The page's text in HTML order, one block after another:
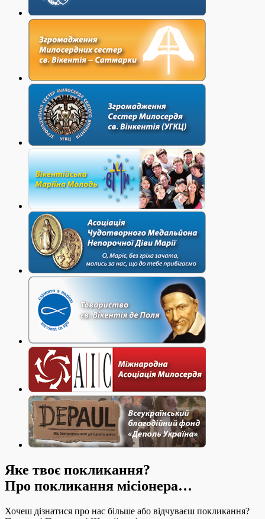
Яке твоє покликання?
Про покликання місіонера…
Хочеш дізнатися про нас більше або відчуваєш покликання?